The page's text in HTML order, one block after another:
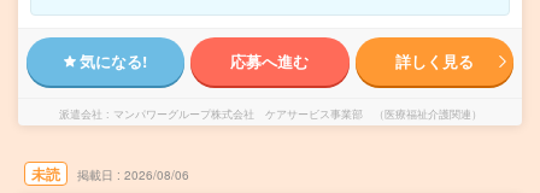
気になる! 応募へ進む 詳しく見る
派遣会社 マンパワーグループ株式会社 ケアサービス事業部 （医療福祉介護関連）
未読 掲載日 2026/08/06